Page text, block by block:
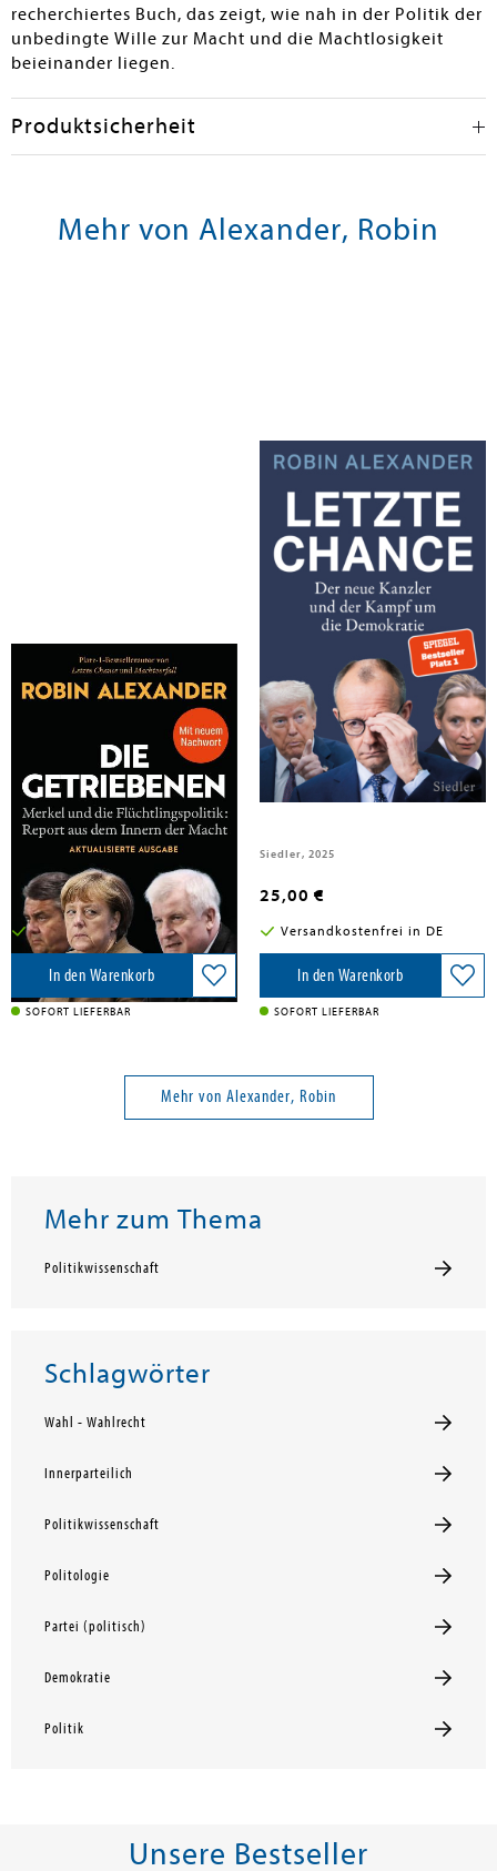
recherchiertes Buch, das zeigt, wie nah in der Politik der
unbedingte Wille zur Macht und die Machtlosigkeit
beieinander liegen.
Produktsicherheit
Mehr von Alexander, Robin
Alexander, Robin
Die Getriebenen
Penguin TB Verlag, 2026
15,00 €
Versandkostenfrei in DE
In den Warenkorb
SOFORT LIEFERBAR
Alexander, Robin
Letzte Chance
Siedler, 2025
25,00 €
Versandkostenfrei in DE
In den Warenkorb
SOFORT LIEFERBAR
Mehr von Alexander, Robin
Mehr zum Thema
Politikwissenschaft
Schlagwörter
Wahl - Wahlrecht
Innerparteilich
Politikwissenschaft
Politologie
Partei (politisch)
Demokratie
Politik
Unsere Bestseller